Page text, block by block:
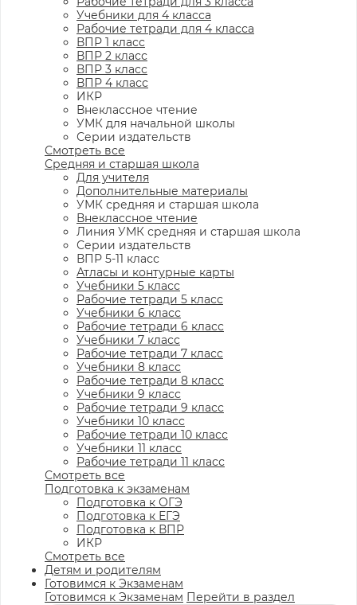
Учебники для 4 класса
Рабочие тетради для 4 класса
ВПР 1 класс
ВПР 2 класс
ВПР 3 класс
ВПР 4 класс
ИКР
Внеклассное чтение
УМК для начальной школы
Серии издательств
Смотреть все
Средняя и старшая школа
Для учителя
Дополнительные материалы
УМК средняя и старшая школа
Внеклассное чтение
Линия УМК средняя и старшая школа
Серии издательств
ВПР 5-11 класс
Атласы и контурные карты
Учебники 5 класс
Рабочие тетради 5 класс
Учебники 6 класс
Рабочие тетради 6 класс
Учебники 7 класс
Рабочие тетради 7 класс
Учебники 8 класс
Рабочие тетради 8 класс
Учебники 9 класс
Рабочие тетради 9 класс
Учебники 10 класс
Рабочие тетради 10 класс
Учебники 11 класс
Рабочие тетради 11 класс
Смотреть все
Подготовка к экзаменам
Подготовка к ОГЭ
Подготовка к ЕГЭ
Подготовка к ВПР
ИКР
Смотреть все
Детям и родителям
Готовимся к Экзаменам
Готовимся к Экзаменам Перейти в раздел